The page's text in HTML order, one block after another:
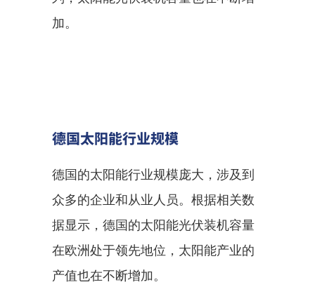
加。
德国太阳能行业规模
德国的太阳能行业规模庞大，涉及到
众多的企业和从业人员。根据相关数
据显示，德国的太阳能光伏装机容量
在欧洲处于领先地位，太阳能产业的
产值也在不断增加。